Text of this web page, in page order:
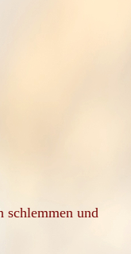
schlemmen und